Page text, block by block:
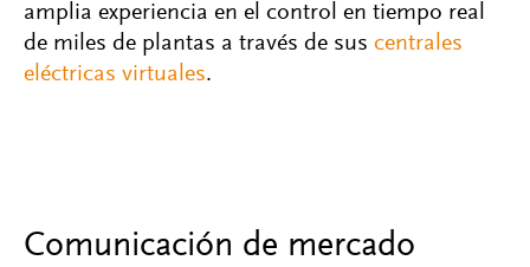
amplia experiencia en el control en tiempo real
de miles de plantas a través de sus centrales
eléctricas virtuales.
Comunicación de mercado